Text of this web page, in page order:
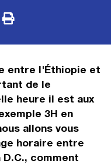
entre l'Éthiopie et
de le
heure il est aux
3H en
allons vous
horaire entre
comment